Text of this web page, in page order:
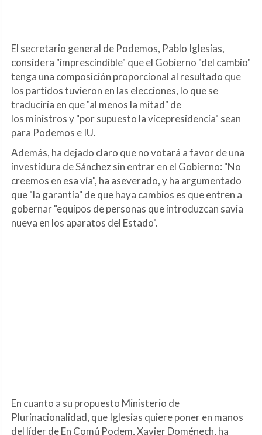
El secretario general de Podemos, Pablo Iglesias,
considera "imprescindible" que el Gobierno "del cambio"
tenga una composición proporcional al resultado que
los partidos tuvieron en las elecciones, lo que se
traduciría en que "al menos la mitad" de
los ministros y "por supuesto la vicepresidencia" sean
para Podemos e IU.
Además, ha dejado claro que no votará a favor de una
investidura de Sánchez sin entrar en el Gobierno: "No
creemos en esa vía", ha aseverado, y ha argumentado
que "la garantía" de que haya cambios es que entren a
gobernar "equipos de personas que introduzcan savia
nueva en los aparatos del Estado".
En cuanto a su propuesto Ministerio de
Plurinacionalidad, que Iglesias quiere poner en manos
del líder de En Comú Podem, Xavier Doménech, ha